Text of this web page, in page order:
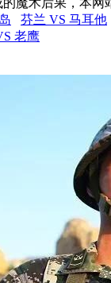
芬兰 VS 马耳他
老鹰